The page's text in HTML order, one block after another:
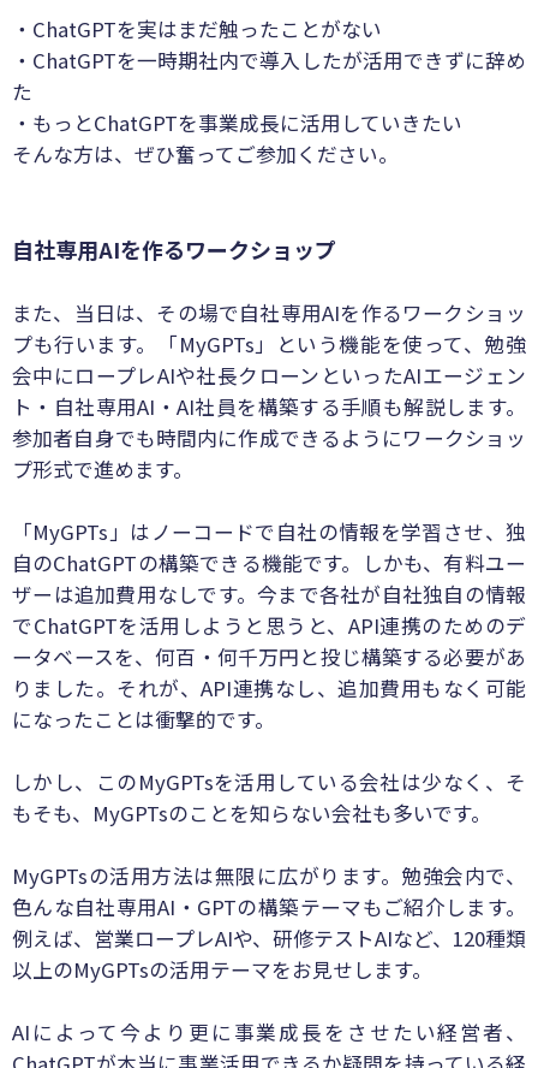
・ChatGPTを実はまだ触ったことがない
・ChatGPTを一時期社内で導入したが活用できずに辞め
た
・もっとChatGPTを事業成長に活用していきたい
そんな方は、ぜひ奮ってご参加ください。
自社専用AIを作るワークショップ
また、当日は、その場で自社専用AIを作るワークショッ
プも行います。「MyGPTs」という機能を使って、勉強
会中にロープレAIや社長クローンといったAIエージェン
ト・自社専用AI・AI社員を構築する手順も解説します。
参加者自身でも時間内に作成できるようにワークショッ
プ形式で進めます。
「MyGPTs」はノーコードで自社の情報を学習させ、独
自のChatGPTの構築できる機能です。しかも、有料ユー
ザーは追加費用なしです。今まで各社が自社独自の情報
でChatGPTを活用しようと思うと、API連携のためのデ
ータベースを、何百・何千万円と投じ構築する必要があ
りました。それが、API連携なし、追加費用もなく可能
になったことは衝撃的です。
しかし、このMyGPTsを活用している会社は少なく、そ
もそも、MyGPTsのことを知らない会社も多いです。
MyGPTsの活用方法は無限に広がります。勉強会内で、
色んな自社専用AI・GPTの構築テーマもご紹介します。
例えば、営業ロープレAIや、研修テストAIなど、120種類
以上のMyGPTsの活用テーマをお見せします。
AIによって今より更に事業成長をさせたい経営者、